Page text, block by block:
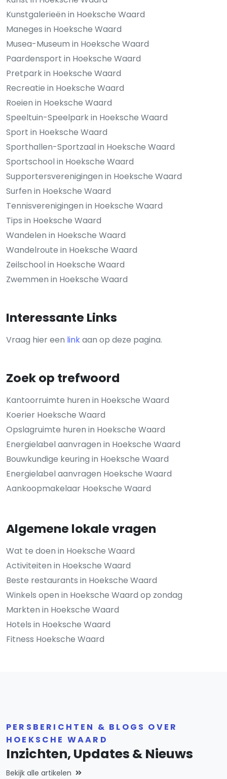
Kunstgalerieën in Hoeksche Waard
Maneges in Hoeksche Waard
Musea-Museum in Hoeksche Waard
Paardensport in Hoeksche Waard
Pretpark in Hoeksche Waard
Recreatie in Hoeksche Waard
Roeien in Hoeksche Waard
Speeltuin-Speelpark in Hoeksche Waard
Sport in Hoeksche Waard
Sporthallen-Sportzaal in Hoeksche Waard
Sportschool in Hoeksche Waard
Supportersverenigingen in Hoeksche Waard
Surfen in Hoeksche Waard
Tennisverenigingen in Hoeksche Waard
Tips in Hoeksche Waard
Wandelen in Hoeksche Waard
Wandelroute in Hoeksche Waard
Zeilschool in Hoeksche Waard
Zwemmen in Hoeksche Waard
Interessante Links
Vraag hier een linkaan op deze pagina.
Zoek op trefwoord
Kantoorruimte huren in Hoeksche Waard
Koerier Hoeksche Waard
Opslagruimte huren in Hoeksche Waard
Energielabel aanvragen in Hoeksche Waard
Bouwkundige keuring in Hoeksche Waard
Energielabel aanvragen Hoeksche Waard
Aankoopmakelaar Hoeksche Waard
Algemene lokale vragen
Wat te doen in Hoeksche Waard
Activiteiten in Hoeksche Waard
Beste restaurants in Hoeksche Waard
Winkels open in Hoeksche Waard op zondag
Markten in Hoeksche Waard
Hotels in Hoeksche Waard
Fitness Hoeksche Waard
PERSBERICHTEN & BLOGS OVER
HOEKSCHE WAARD
Inzichten, Updates & Nieuws
Bekijk alle artikelen